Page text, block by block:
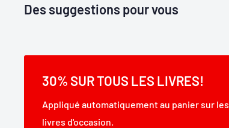
Des suggestions pour vous
30% SUR TOUS LES LIVRES!
Appliqué automatiquement au panier sur les
livres d'occasion.